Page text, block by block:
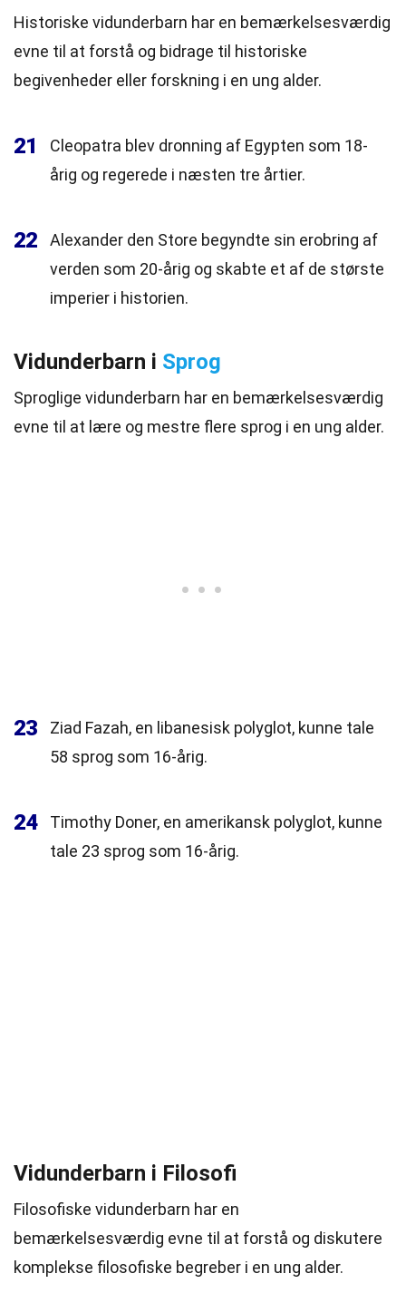
Historiske vidunderbarn har en bemærkelsesværdig
evne til at forstå og bidrage til historiske
begivenheder eller forskning i en ung alder.
21
Cleopatra blev dronning af Egypten som 18-
årig og regerede i næsten tre årtier.
22
Alexander den Store begyndte sin erobring af
verden som 20-årig og skabte et af de største
imperier i historien.
Vidunderbarn i Sprog
Sproglige vidunderbarn har en bemærkelsesværdig
evne til at lære og mestre flere sprog i en ung alder.
23
Ziad Fazah, en libanesisk polyglot, kunne tale
58 sprog som 16-årig.
24
Timothy Doner, en amerikansk polyglot, kunne
tale 23 sprog som 16-årig.
Vidunderbarn i Filosofi
Filosofiske vidunderbarn har en
bemærkelsesværdig evne til at forstå og diskutere
komplekse filosofiske begreber i en ung alder.